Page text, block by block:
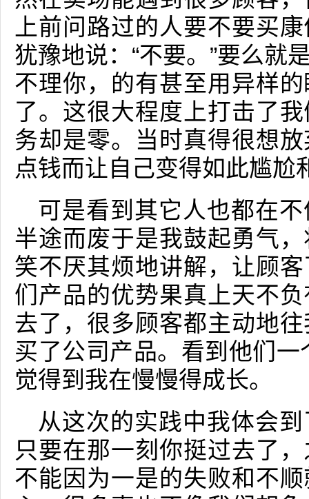
上前问路过的人要不要买
犹豫地说：“不要。”要么就
不理你，的有甚至用异样
了。这很大程度上打击了
务却是零。当时真得很想
点钱而让自己变得如此尴尬
可是看到其它人也都在
半途而废于是我鼓起勇气
笑不厌其烦地讲解，让顾
们产品的优势果真上天不
去了，很多顾客都主动地
买了公司产品。看到他们
觉得到我在慢慢得成长。
从这次的实践中我体会
只要在那一刻你挺过去了
不能因为一是的失败和不